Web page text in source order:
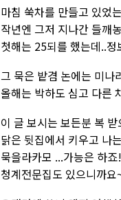
마침 쑥차를 만들고 있었
작년엔 그저 지나간 들깨
첫해는 25되를 했는데..
그 묵은 밭겸 논에는 미나
올해는 박하도 심고 다른
이 글 보시는 보든분 복
닭은 뒷집에서 키우고 나
묵을라카모 ...가능은 하죠!
청계전문집도 있으니까요